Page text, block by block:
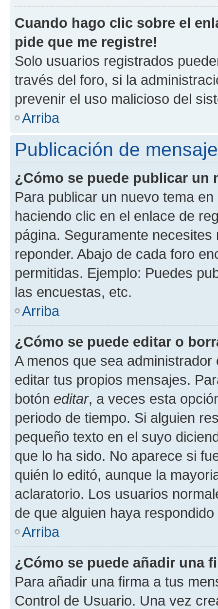
Cuando hago clic sobre el
pide que me registre!
Solo usuarios registrados
través del foro, si la
prevenir el uso malicioso del
Arriba
Publicación de
¿Cómo se puede publicar un
Para publicar un nuevo tema
haciendo clic en el enlace de
página. Seguramente
reponder. Abajo de cada foro
permitidas. Ejemplo: Puedes
las encuestas, etc.
Arriba
¿Cómo se puede editar o
A menos que sea
editar tus propios mensajes.
botón editar, a veces esta
periodo de tiempo. Si alguien
pequeño texto en el suyo
que lo ha sido. No aparece si
quién lo editó, aunque la
aclaratorio. Los usuarios
de que alguien haya
Arriba
¿Cómo se puede añadir una
Para añadir una firma a tus
Control de Usuario. Una vez